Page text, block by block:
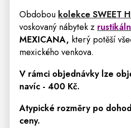
Obdobou kolekce SWEET
voskovaný nábytek z
MEXICANA, který potěší
mexického venkova.
V rámci objednávky lze
navíc - 400 Kč.
Atypické rozměry po
ceny.